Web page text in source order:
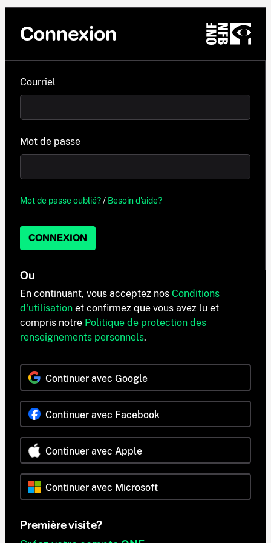
Connexion
Courriel
Mot de passe
Mot de passe oublié?/ Besoin d'aide?
CONNEXION
Ou
En continuant, vous acceptez nos Conditions
d'utilisation et confirmez que vous avez lu et
compris notre Politique de protection des
renseignements personnels.
Continuer avec Google
Continuer avec Facebook
Continuer avec Apple
Continuer avec Microsoft
Première visite?